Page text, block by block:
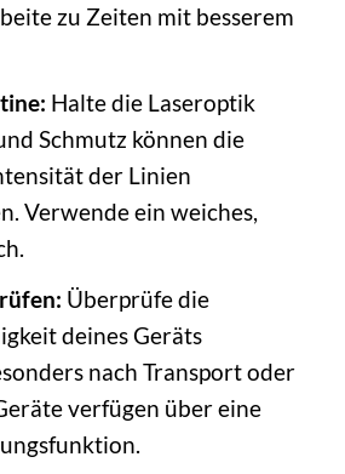
zu Zeiten mit besserem
Halte die Laseroptik
Schmutz können die
der Linien
Verwende ein weiches,
Überprüfe die
deines Geräts
nach Transport oder
verfügen über eine